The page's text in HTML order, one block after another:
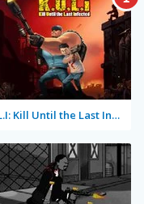
K.U.L.I: Kill Until the Last Infected